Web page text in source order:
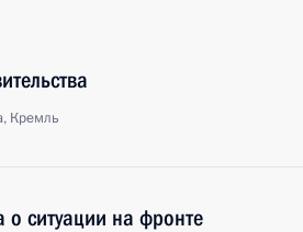
Кремль
о ситуации на фронте